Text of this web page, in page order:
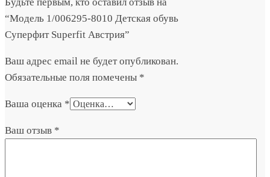
“Модель 1/006295-8010 Детская обувь
Суперфит Superfit Австрия”
Ваш адрес email не будет опубликован.
Обязательные поля помечены *
Ваша оценка *
Ваш отзыв *